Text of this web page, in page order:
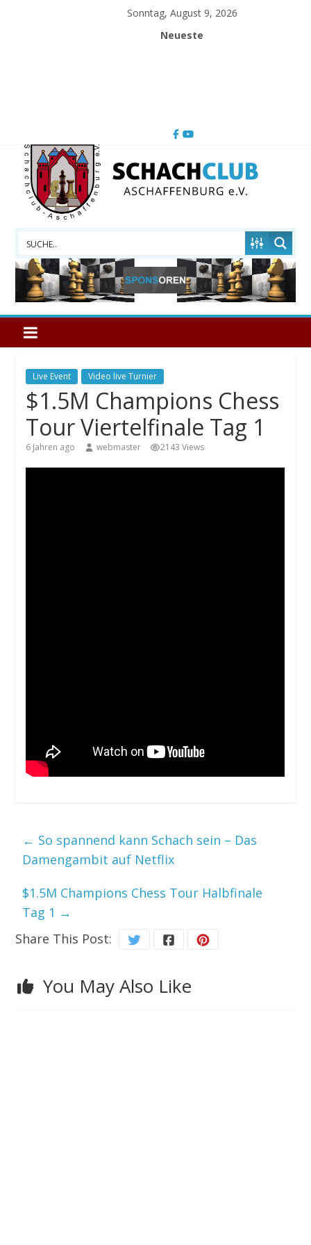
Sonntag, August 9, 2026
Neueste
Schachclub
Aschaffenburg
Live Event Video live Turnier
$1.5M Champions Chess
Tour Viertelfinale Tag 1
6 Jahren ago webmaster 2143 Views
← So spannend kann Schach sein – Das
Damengambit auf Netflix
$1.5M Champions Chess Tour Halbfinale
Tag 1 →
Share This Post:
You May Also Like